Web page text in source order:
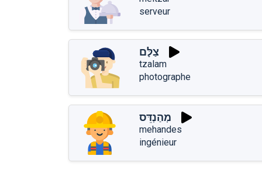
serveur
צַלָּם
tzalam
photographe
מְהַנְדֵּס
mehandes
ingénieur